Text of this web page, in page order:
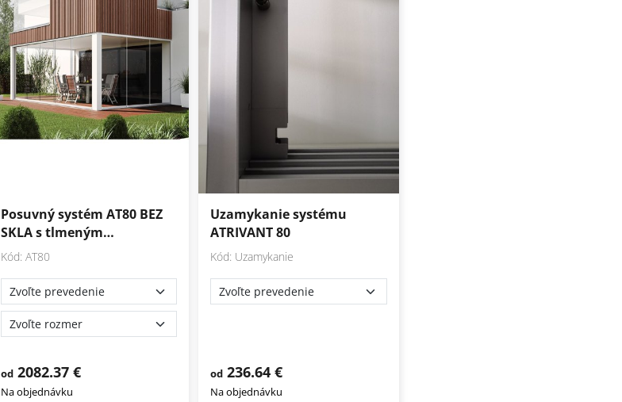
Posuvný systém AT80 BEZ
SKLA s tlmeným…
Kód: AT80
od2082.37 €
Na objednávku
Uzamykanie systému
ATRIVANT 80
Kód: Uzamykanie
od 236.64 €
Na objednávku